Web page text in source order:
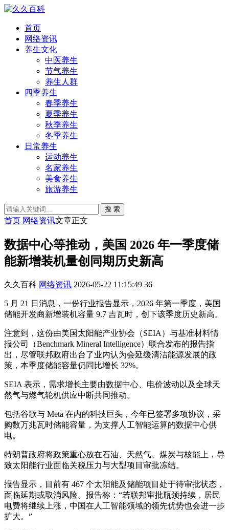
首页
网络资讯
养生文化
中医养生
节气养生
养生人群
四季养生
春季养生
夏季养生
秋季养生
冬季养生
日常养生
运动养生
名家养生
美食养生
旅游养生
搜 索
首页 网络资讯文章正文
数据中心等推动，美国 2026 年一季度储
能新增装机量创同期历史新高
久久百科 网络资讯 2026-05-22 11:15:49 36
5 月 21 日消息，一份行业报告显示，2026 年第一季度，美国
储能开发商新增装机容量 9.7 吉瓦时，创下该季度历史新高。
注意到，这份由美国太阳能产业协会（SEIA）与基准材料情
报公司（Benchmark Mineral Intelligence）联合发布的报告指
出，尽管联邦政府出台了业内认为会延缓清洁能源发展的政
策，本季度储能容量仍同比增长 32%。
SEIA 表示，需求增长主要由数据中心、电价波动以及全球天
然气与燃气轮机供应中断共同推动。
包括谷歌与 Meta 在内的科技巨头，今年已签署多项协议，采
购数万兆瓦时储能容量，为支撑人工智能运算的数据中心供
电。
特朗普政府将政策重心放在石油、天然气、煤炭与核能上，导
致太阳能行业面临关税压力与大型项目审批冻结。
报告显示，目前有 467 个太阳能及储能项目处于待审批状态，
面临延期或取消风险。报告称：“若联邦审批瓶颈持续，居民
电费将继续上涨，中国在人工智能领域的领先优势也会进一步
扩大。”